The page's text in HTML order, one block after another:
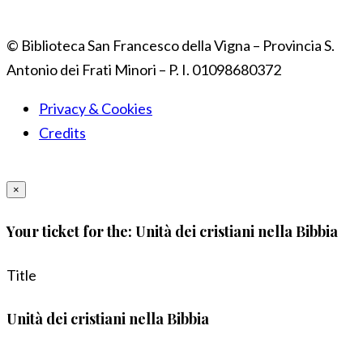
© Biblioteca San Francesco della Vigna – Provincia S.
Antonio dei Frati Minori – P. I. 01098680372
Privacy & Cookies
Credits
×
Your ticket for the: Unità dei cristiani nella Bibbia
Title
Unità dei cristiani nella Bibbia